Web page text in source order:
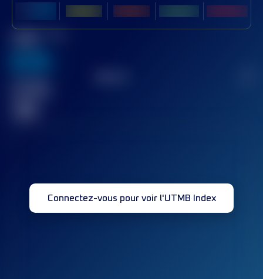
Meilleur Score
Connectez-vous pour voir l'UTMB Index